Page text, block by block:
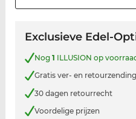
Exclusieve Edel-
Nog 1 ILLUSION op
Gratis ver- en retourzending
30 dagen retourrecht
Voordelige prijzen